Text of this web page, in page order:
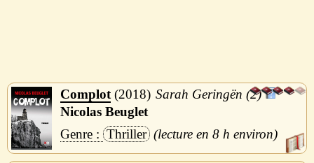
Complot 2018
Sarah Geringën (2)
Nicolas Beuglet
Thriller
8 h